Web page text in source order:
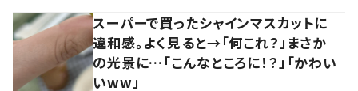
スーパーで買ったシャインマスカットに
違和感。よく見ると→「何これ？」まさか
の光景に…「こんなところに！？」「かわい
いww」